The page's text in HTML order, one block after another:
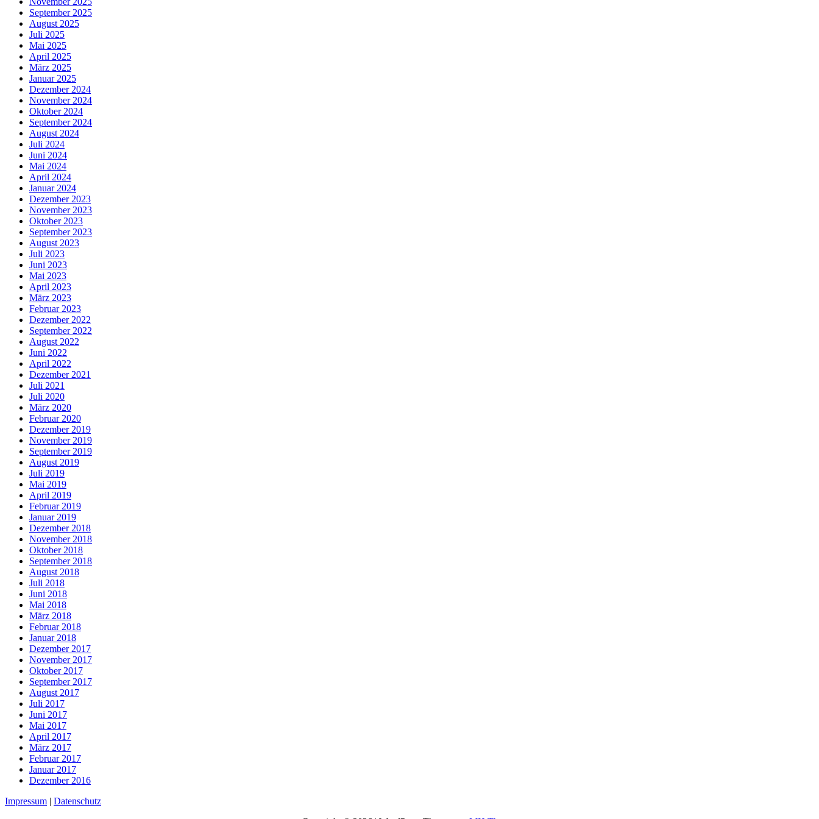
September 2025
August 2025
Juli 2025
Mai 2025
April 2025
März 2025
Januar 2025
Dezember 2024
November 2024
Oktober 2024
September 2024
August 2024
Juli 2024
Juni 2024
Mai 2024
April 2024
Januar 2024
Dezember 2023
November 2023
Oktober 2023
September 2023
August 2023
Juli 2023
Juni 2023
Mai 2023
April 2023
März 2023
Februar 2023
Dezember 2022
September 2022
August 2022
Juni 2022
April 2022
Dezember 2021
Juli 2021
Juli 2020
März 2020
Februar 2020
Dezember 2019
November 2019
September 2019
August 2019
Juli 2019
Mai 2019
April 2019
Februar 2019
Januar 2019
Dezember 2018
November 2018
Oktober 2018
September 2018
August 2018
Juli 2018
Juni 2018
Mai 2018
März 2018
Februar 2018
Januar 2018
Dezember 2017
November 2017
Oktober 2017
September 2017
August 2017
Juli 2017
Juni 2017
Mai 2017
April 2017
März 2017
Februar 2017
Januar 2017
Dezember 2016
Impressum | Datenschutz